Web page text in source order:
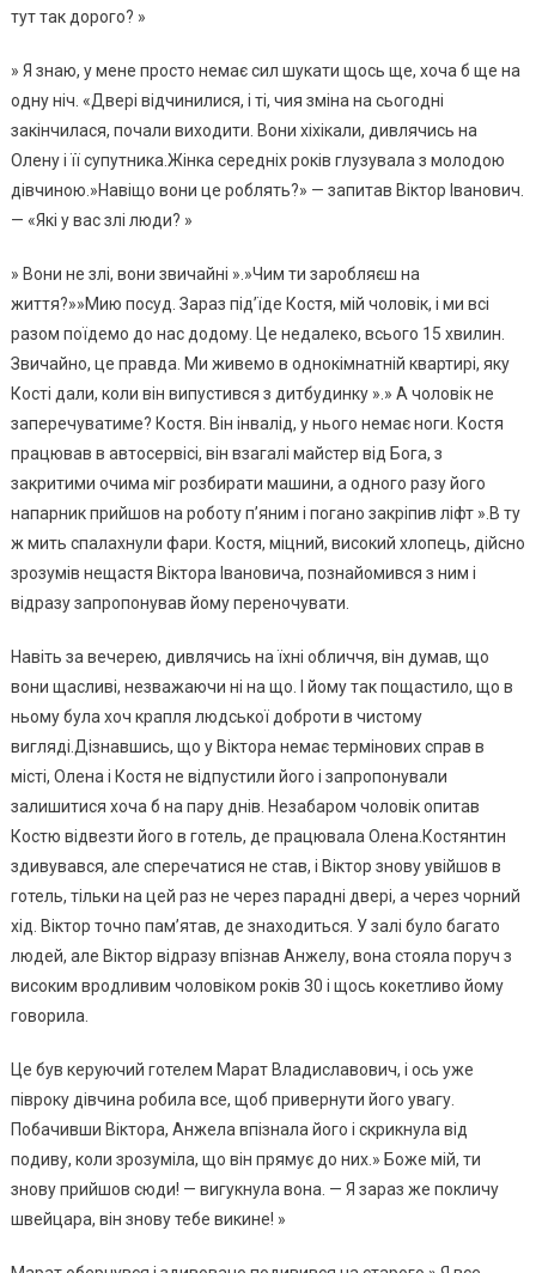
тут так дорого? »
» Я знаю, у мене просто немає сил шукати щось ще, хоча б ще на
одну ніч. «Двері відчинилися, і ті, чия зміна на сьогодні
закінчилася, почали виходити. Вони хіхікали, дивлячись на
Олену і її супутника.Жінка середніх років глузувала з молодою
дівчиною.»Навіщо вони це роблять?» — запитав Віктор Іванович.
— «Які у вас злі люди? »
» Вони не злі, вони звичайні ».»Чим ти заробляєш на
життя?»»Мию посуд. Зараз під’їде Костя, мій чоловік, і ми всі
разом поїдемо до нас додому. Це недалеко, всього 15 хвилин.
Звичайно, це правда. Ми живемо в однокімнатній квартирі, яку
Кості дали, коли він випустився з дитбудинку ».» А чоловік не
заперечуватиме? Костя. Він інвалід, у нього немає ноги. Костя
працював в автосервісі, він взагалі майстер від Бога, з
закритими очима міг розбирати машини, а одного разу його
напарник прийшов на роботу п’яним і погано закріпив ліфт ».В ту
ж мить спалахнули фари. Костя, міцний, високий хлопець, дійсно
зрозумів нещастя Віктора Івановича, познайомився з ним і
відразу запропонував йому переночувати.
Навіть за вечерею, дивлячись на їхні обличчя, він думав, що
вони щасливі, незважаючи ні на що. І йому так пощастило, що в
ньому була хоч крапля людської доброти в чистому
вигляді.Дізнавшись, що у Віктора немає термінових справ в
місті, Олена і Костя не відпустили його і запропонували
залишитися хоча б на пару днів. Незабаром чоловік опитав
Костю відвезти його в готель, де працювала Олена.Костянтин
здивувався, але сперечатися не став, і Віктор знову увійшов в
готель, тільки на цей раз не через парадні двері, а через чорний
хід. Віктор точно пам’ятав, де знаходиться. У залі було багато
людей, але Віктор відразу впізнав Анжелу, вона стояла поруч з
високим вродливим чоловіком років 30 і щось кокетливо йому
говорила.
Це був керуючий готелем Марат Владиславович, і ось уже
півроку дівчина робила все, щоб привернути його увагу.
Побачивши Віктора, Анжела впізнала його і скрикнула від
подиву, коли зрозуміла, що він прямує до них.» Боже мій, ти
знову прийшов сюди! — вигукнула вона. — Я зараз же покличу
швейцара, він знову тебе викине! »